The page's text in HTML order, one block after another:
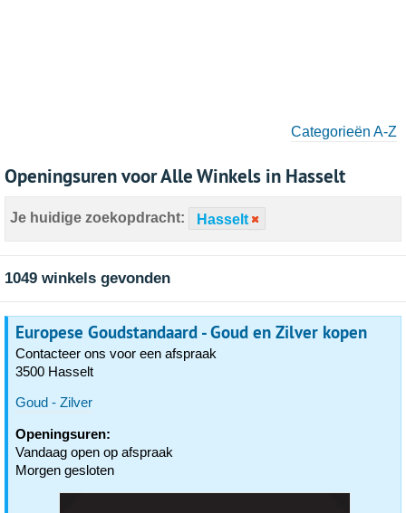
Categorieën A-Z
Openingsuren voor Alle Winkels in Hasselt
Je huidige zoekopdracht: Hasselt
1049 winkels gevonden
Europese Goudstandaard - Goud en Zilver kopen
Contacteer ons voor een afspraak
3500 Hasselt
Goud - Zilver
Openingsuren:
Vandaag open op afspraak
Morgen gesloten